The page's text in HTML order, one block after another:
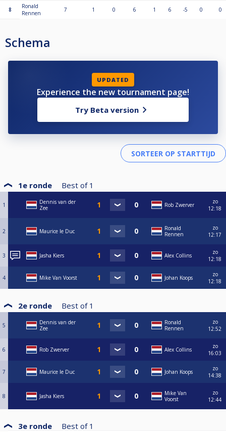
8
Ronald
Rennen
7 1 0 6 1 6 -5 0 0
Schema
UPDATED
Experience the new tournament page!
Try Beta version
1e ronde Best of 1
1
Dennis van der
Zee
Rob Zwerver
zo
12:18
2 Maurice le Duc
Ronald
Rennen
zo
12:17
3 Jasha Kiers Alex Collins
zo
12:18
4 Mike Van Voorst Johan Koops
zo
12:18
2e ronde Best of 1
5
Dennis van der
Zee
Ronald
Rennen
zo
12:52
6 Rob Zwerver Alex Collins
zo
16:03
7 Maurice le Duc Johan Koops
zo
14:38
8 Jasha Kiers
Mike Van
Voorst
zo
12:44
3e ronde Best of 1